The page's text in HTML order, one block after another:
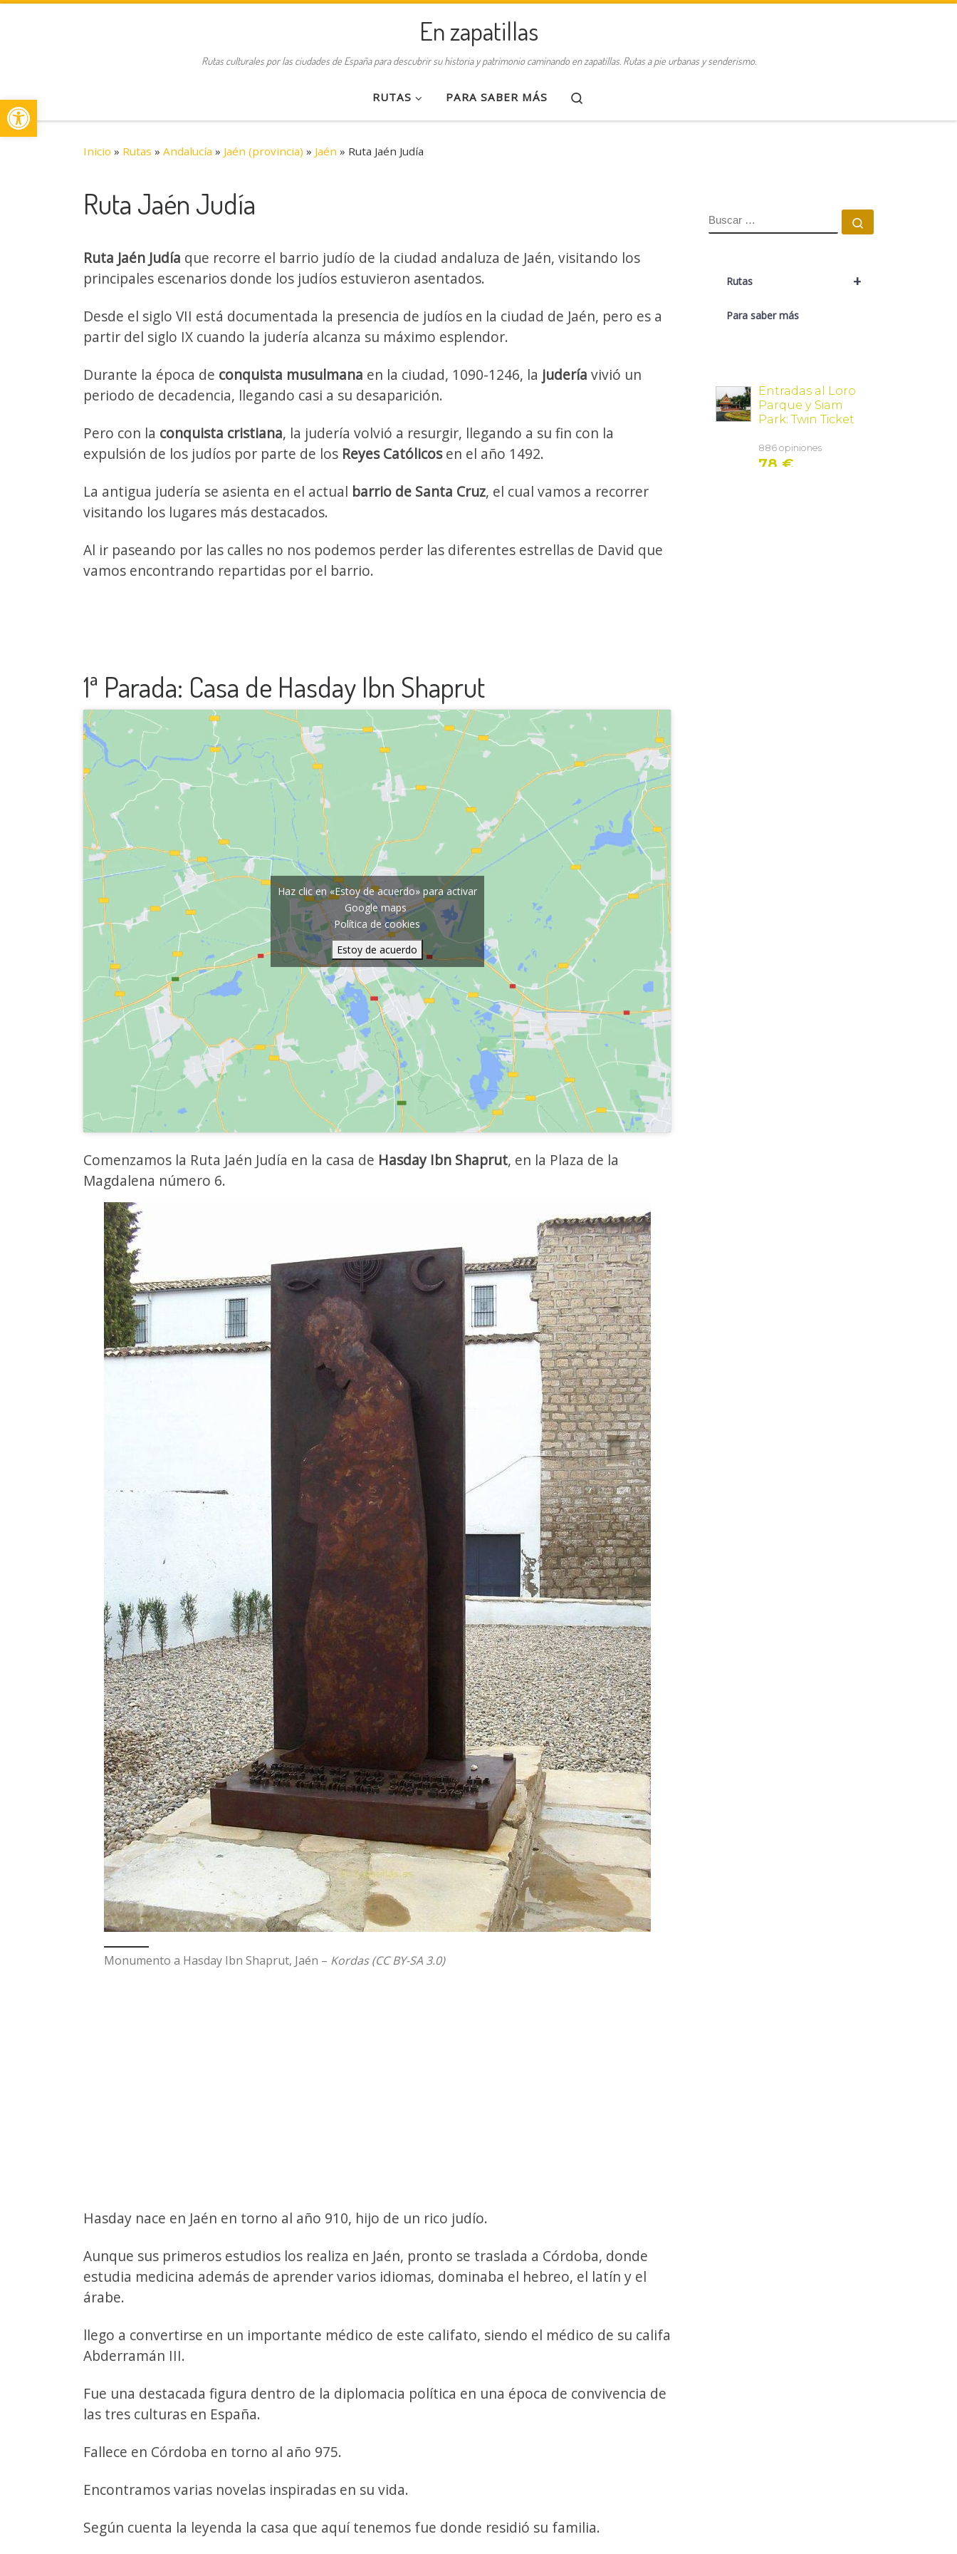
Abrir barra de herramientas
En zapatillas
Rutas culturales por las ciudades de España para descubrir su historia y patrimonio caminando en zapatillas. Rutas a pie urbanas y senderismo.
RUTAS PARA SABER MÁS
Inicio » Rutas » Andalucía » Jaén (provincia) » Jaén » Ruta Jaén Judía
Ruta Jaén Judía
Ruta Jaén Judía que recorre el barrio judío de la ciudad andaluza de Jaén, visitando los
principales escenarios donde los judíos estuvieron asentados.
Desde el siglo VII está documentada la presencia de judíos en la ciudad de Jaén, pero es a
partir del siglo IX cuando la judería alcanza su máximo esplendor.
Durante la época de conquista musulmana en la ciudad, 1090-1246, la judería vivió un
periodo de decadencia, llegando casi a su desaparición.
Pero con la conquista cristiana, la judería volvió a resurgir, llegando a su fin con la
expulsión de los judíos por parte de los Reyes Católicosen el año 1492.
La antigua judería se asienta en el actual barrio de Santa Cruz, el cual vamos a recorrer
visitando los lugares más destacados.
Al ir paseando por las calles no nos podemos perder las diferentes estrellas de David que
vamos encontrando repartidas por el barrio.
1ª Parada: Casa de Hasday Ibn Shaprut
Haz clic en «Estoy de acuerdo» para activar
Google maps
Política de cookies
Estoy de acuerdo
Comenzamos la Ruta Jaén Judía en la casa de Hasday Ibn Shaprut, en la Plaza de la
Magdalena número 6.
Monumento a Hasday Ibn Shaprut, Jaén – Kordas (CC BY-SA 3.0)
Hasday nace en Jaén en torno al año 910, hijo de un rico judío.
Aunque sus primeros estudios los realiza en Jaén, pronto se traslada a Córdoba, donde
estudia medicina además de aprender varios idiomas, dominaba el hebreo, el latín y el
árabe.
llego a convertirse en un importante médico de este califato, siendo el médico de su califa
Abderramán III.
Fue una destacada figura dentro de la diplomacia política en una época de convivencia de
las tres culturas en España.
Fallece en Córdoba en torno al año 975.
Encontramos varias novelas inspiradas en su vida.
Según cuenta la leyenda la casa que aquí tenemos fue donde residió su familia.
BUSCAR
+
Rutas
Para saber más